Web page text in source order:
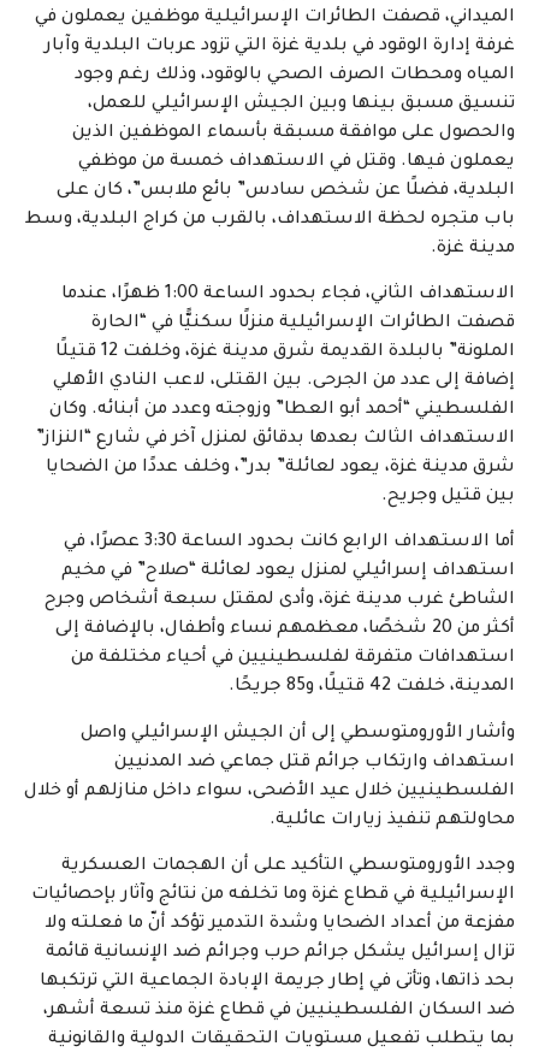
الميداني، قصفت الطائرات الإسرائيلية موظفين يعملون في
غرفة إدارة الوقود في بلدية غزة التي تزود عربات البلدية وآبار
المياه ومحطات الصرف الصحي بالوقود، وذلك رغم وجود
تنسيق مسبق بينها وبين الجيش الإسرائيلي للعمل،
والحصول على موافقة مسبقة بأسماء الموظفين الذين
يعملون فيها. وقتل في الاستهداف خمسة من موظفي
البلدية، فضلًا عن شخص سادس” بائع ملابس”، كان على
باب متجره لحظة الاستهداف، بالقرب من كراج البلدية، وسط
مدينة غزة.
الاستهداف الثاني، فجاء بحدود الساعة 1:00 ظهرًا، عندما
قصفت الطائرات الإسرائيلية منزلًا سكنيًّا في “الحارة
الملونة” بالبلدة القديمة شرق مدينة غزة، وخلفت 12 قتيلًا
إضافة إلى عدد من الجرحى. بين القتلى، لاعب النادي الأهلي
الفلسطيني “أحمد أبو العطا” وزوجته وعدد من أبنائه. وكان
الاستهداف الثالث بعدها بدقائق لمنزل آخر في شارع “النزاز”
شرق مدينة غزة، يعود لعائلة” بدر”، وخلف عددًا من الضحايا
بين قتيل وجريح.
أما الاستهداف الرابع كانت بحدود الساعة 3:30 عصرًا، في
استهداف إسرائيلي لمنزل يعود لعائلة “صلاح” في مخيم
الشاطئ غرب مدينة غزة، وأدى لمقتل سبعة أشخاص وجرح
أكثر من 20 شخصًا، معظمهم نساء وأطفال، بالإضافة إلى
استهدافات متفرقة لفلسطينيين في أحياء مختلفة من
المدينة، خلفت 42 قتيلًا، و85 جريحًا.
وأشار الأورومتوسطي إلى أن الجيش الإسرائيلي واصل
استهداف وارتكاب جرائم قتل جماعي ضد المدنيين
الفلسطينيين خلال عيد الأضحى، سواء داخل منازلهم أو خلال
محاولتهم تنفيذ زيارات عائلية.
وجدد الأورومتوسطي التأكيد على أن الهجمات العسكرية
الإسرائيلية في قطاع غزة وما تخلفه من نتائج وآثار بإحصائيات
مفزعة من أعداد الضحايا وشدة التدمير تؤكد أنّ ما فعلته ولا
تزال إسرائيل يشكل جرائم حرب وجرائم ضد الإنسانية قائمة
بحد ذاتها، وتأتى في إطار جريمة الإبادة الجماعية التي ترتكبها
ضد السكان الفلسطينيين في قطاع غزة منذ تسعة أشهر،
بما يتطلب تفعيل مستويات التحقيقات الدولية والقانونية